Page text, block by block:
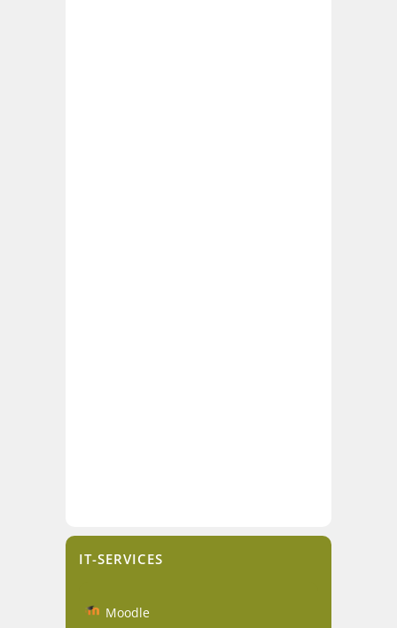
IT-SERVICES
Moodle